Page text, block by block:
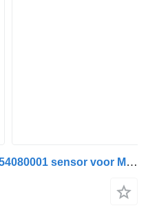
Bosch SONDA LAMBDA 51154080001 sensor voor MAN TGX TGL trekker